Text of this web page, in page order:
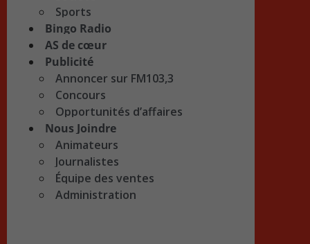
Sports
Bingo Radio
AS de cœur
Publicité
Annoncer sur FM103,3
Concours
Opportunités d’affaires
Nous Joindre
Animateurs
Journalistes
Équipe des ventes
Administration